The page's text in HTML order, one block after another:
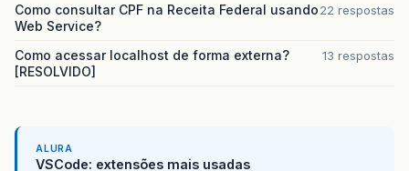
Como consultar CPF na Receita Federal usando
Web Service?
22 respostas
Como acessar localhost de forma externa?
[RESOLVIDO]
13 respostas
ALURA
VSCode: extensões mais usadas